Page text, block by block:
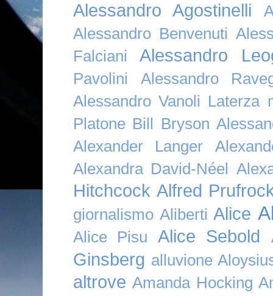
Alessandro Agostinelli
Alessandro Benvenuti
Falciani
Alessandro
Pavolini
Alessandro
Alessandro Vanoli Laterza
Platone Bill Bryson
Alexander Langer
Alexandra David-Néel
Hitchcock Alfred
giornalismo Aliberti Alice
Alice Pisu Alice Sebold
Ginsberg alluvione
altrove Amanda Hocking